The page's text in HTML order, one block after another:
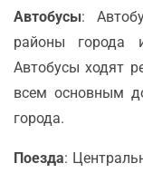
Автобусы:
районы города
Автобусы ходят
всем основным
города.
Поезда: